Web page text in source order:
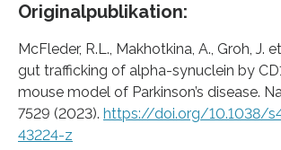
Originalpublikation:
McFleder, R.L., Makhotkina, A., Groh, J.
gut trafficking of alpha-synuclein by
mouse model of Parkinson’s disease.
7529 (2023). https://doi.org/10.1038/
43224-z